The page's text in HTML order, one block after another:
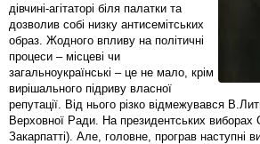
дівчині-агітаторі біля палатки та
дозволив собі низку антисемітських
образ. Жодного впливу на політичні
процеси – місцеві чи
загальноукраїнські – це не мало, крім
вирішального підриву власної
репутації. Від нього різко відмежувався
Верховної Ради. На президентських
Закарпатті). Але, головне, програв наступні